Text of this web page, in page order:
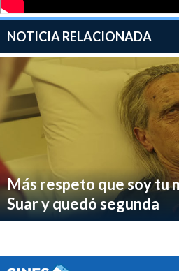
NOTICIA RELACIONADA
Más respeto que soy tu
Suar y quedó segunda